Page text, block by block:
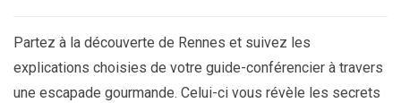
Partez à la découverte de Rennes et suivez les
explications choisies de votre guide-conférencier à travers
une escapade gourmande. Celui-ci vous révèle les secrets